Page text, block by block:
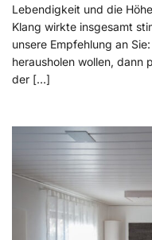
Lebendigkeit und die
Klang wirkte ins­gesamt
unsere Empfehlung an
herausholen wollen, dann
der […]